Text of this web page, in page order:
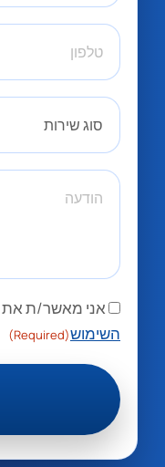
אני מאשר/ת את
השימוש(Required)